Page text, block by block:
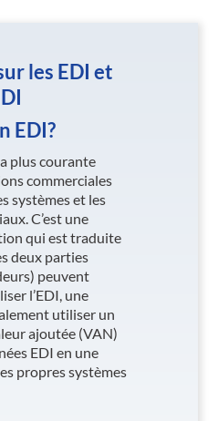
les EDI et
EDI?
plus courante
commerciales
systèmes et les
C’est une
qui est traduite
deux parties
peuvent
l’EDI, une
utiliser un
ajoutée (VAN)
EDI en une
propres systèmes